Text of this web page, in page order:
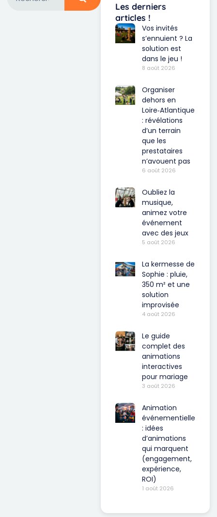
Les derniers
articles !
Vos invités
s’ennuient ? La
solution est
dans le jeu !
8 août 2026
Organiser
dehors en
Loire‑Atlantique
: révélations
d’un terrain
que les
prestataires
n’avouent pas
6 août 2026
Oubliez la
musique,
animez votre
événement
avec des jeux
5 août 2026
La kermesse de
Sophie : pluie,
350 m² et une
solution
improvisée
4 août 2026
Le guide
complet des
animations
interactives
pour mariage
3 août 2026
Animation
événementielle
: idées
d’animations
qui marquent
(engagement,
expérience,
ROI)
1 août 2026